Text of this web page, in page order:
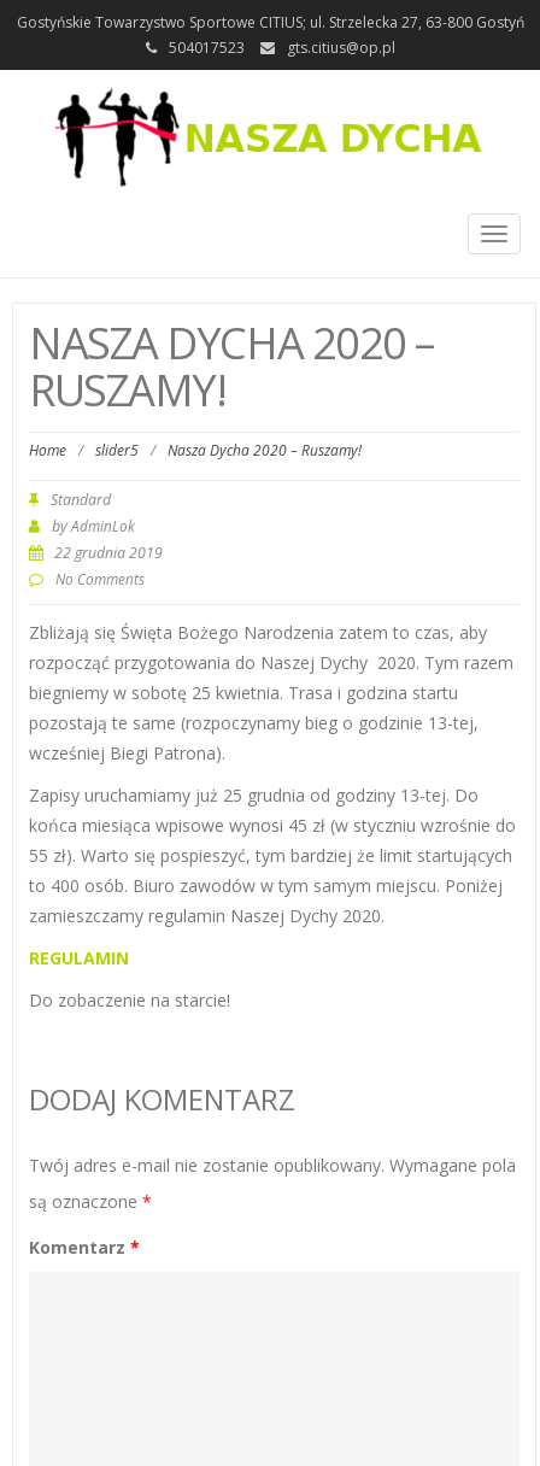
Gostyńskie Towarzystwo Sportowe CITIUS; ul. Strzelecka 27, 63-800 Gostyń
504017523
gts.citius@op.pl
Toggle
NASZA DYCHA 2020 –
RUSZAMY!
Home / slider5 / Nasza Dycha 2020 – Ruszamy!
Standard
byAdminLok
22 grudnia 2019
No Comments
Zbliżają się Święta Bożego Narodzenia zatem to czas, aby
rozpocząć przygotowania do Naszej Dychy 2020. Tym razem
biegniemy w sobotę 25 kwietnia. Trasa i godzina startu
pozostają te same (rozpoczynamy bieg o godzinie 13-tej,
wcześniej Biegi Patrona).
Zapisy uruchamiamy już 25 grudnia od godziny 13-tej. Do
końca miesiąca wpisowe wynosi 45 zł (w styczniu wzrośnie do
55 zł). Warto się pospieszyć, tym bardziej że limit startujących
to 400 osób. Biuro zawodów w tym samym miejscu. Poniżej
zamieszczamy regulamin Naszej Dychy 2020.
REGULAMIN
Do zobaczenie na starcie!
DODAJ KOMENTARZ
Twój adres e-mail nie zostanie opublikowany. Wymagane pola
są oznaczone *
Komentarz *